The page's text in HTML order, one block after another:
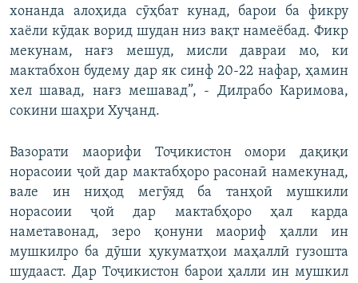
хонанда алоҳида сӯҳбат кунад, барои ба фикру
хаёли кӯдак ворид шудан низ вақт намеёбад. Фикр
мекунам, нағз мешуд, мисли давраи мо, ки
мактабхон будему дар як синф 20-22 нафар, ҳамин
хел шавад, нағз мешавад”, - Дилрабо Каримова,
сокини шаҳри Хуҷанд.
Вазорати маорифи Тоҷикистон омори дақиқи
норасоии ҷой дар мактабҳоро расонаӣ намекунад,
вале ин ниҳод мегӯяд ба танҳоӣ мушкили
норасоии ҷой дар мактабҳоро ҳал карда
наметавонад, зеро қонуни маориф ҳалли ин
мушкилро ба дӯши ҳукуматҳои маҳаллӣ гузошта
шудааст. Дар Тоҷикистон барои ҳалли ин мушкил